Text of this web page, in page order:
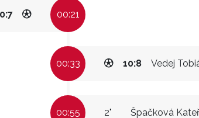
00:21
00:33 Vedej
10:8
00:55 Špačková
2"